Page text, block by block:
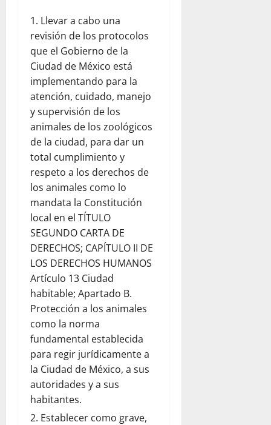
Llevar a cabo una
revisión de los protocolos
que el Gobierno de la
Ciudad de México está
implementando para la
atención, cuidado, manejo
y supervisión de los
animales de los zoológicos
de la ciudad, para dar un
total cumplimiento y
respeto a los derechos de
los animales como lo
mandata la Constitución
local en el TÍTULO
SEGUNDO CARTA DE
DERECHOS; CAPÍTULO II DE
LOS DERECHOS HUMANOS
Artículo 13 Ciudad
habitable; Apartado B.
Protección a los animales
como la norma
fundamental establecida
para regir jurídicamente a
la Ciudad de México, a sus
autoridades y a sus
habitantes.
Establecer como grave,